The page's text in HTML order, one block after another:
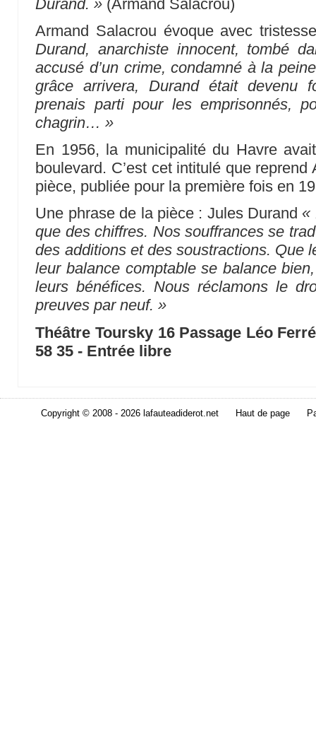
Durand. » (Armand Salacrou)
Armand Salacrou évoque avec
Durand, anarchiste innocent, tombé
accusé d’un crime, condamné à la
grâce arrivera, Durand était
prenais parti pour les emprisonnés,
chagrin… »
En 1956, la municipalité du Havre
boulevard. C’est cet intitulé que
pièce, publiée pour la première fois en
Une phrase de la pièce : Jules Durand «
que des chiffres. Nos souffrances se
des additions et des soustractions. Que
leur balance comptable se balance
leurs bénéfices. Nous réclamons le
preuves par neuf. »
Théâtre Toursky 16 Passage Léo
58 35 - Entrée libre
Copyright © 2008 - 2026 lafauteadiderot.net Haut de page